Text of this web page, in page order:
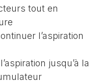
tout en
l’aspiration
jusqu’à la